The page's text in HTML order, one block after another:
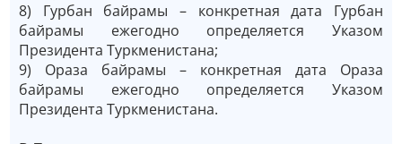
8) Гурбан байрамы ­– конкретная дата Гурбан
байрамы ежегодно определяется Указом
Президента Туркменистана;
9) Ораза байрамы ­– конкретная дата Ораза
байрамы ежегодно определяется Указом
Президента Туркменистана.